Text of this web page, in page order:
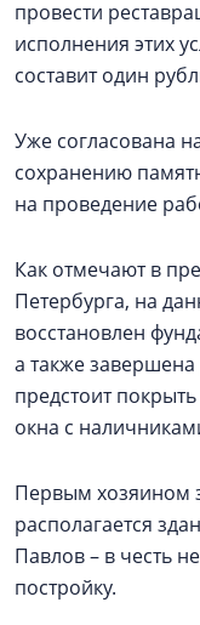
провести
исполнения этих
составит один
Уже согласована
сохранению
на проведение
Как отмечают в
Петербурга, на
восстановлен
а также
предстоит
окна с
Первым хозяином
располагается
Павлов – в честь
постройку.